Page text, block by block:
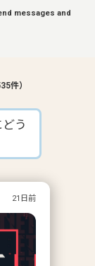
messages and
件）
う
21日前